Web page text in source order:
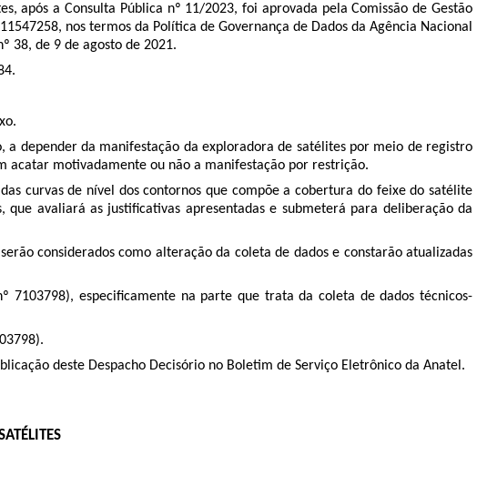
após a Consulta Pública nº 11/2023, foi aprovada pela Comissão de Gestão
nos termos da Política de Governança de Dados da Agência Nacional
38, de 9 de agosto de 2021.
.
depender da manifestação da exploradora de satélites por meio de registro
acatar motivadamente ou não a manifestação por restrição.
curvas de nível dos contornos que compõe a cobertura do feixe do satélite
avaliará as justificativas apresentadas e submeterá para deliberação da
considerados como alteração da coleta de dados e constarão atualizadas
7103798), especificamente na parte que trata da coleta de dados técnicos-
).
deste Despacho Decisório no Boletim de Serviço Eletrônico da Anatel.